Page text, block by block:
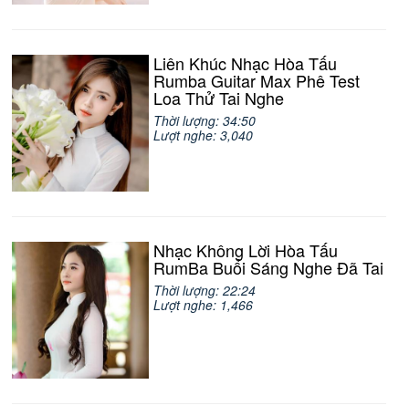
Liên Khúc Nhạc Hòa Tấu
Rumba Guitar Max Phê Test
Loa Thử Tai Nghe
Thời lượng: 34:50
Lượt nghe: 3,040
Nhạc Không Lời Hòa Tấu
RumBa Buổi Sáng Nghe Đã Tai
Thời lượng: 22:24
Lượt nghe: 1,466